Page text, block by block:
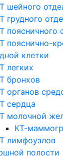
шейного
грудного
поясничного
пояснично-
клетки
легких
бронхов
органов
сердца
молочной
КТ-
лимфоузлов
полости